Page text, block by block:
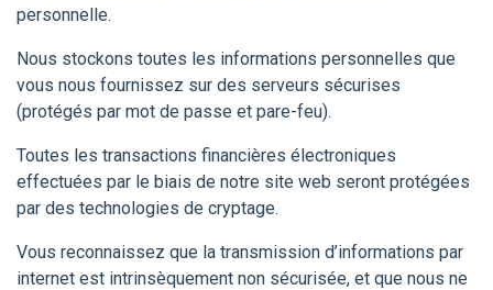
personnelle.
Nous stockons toutes les informations personnelles que
vous nous fournissez sur des serveurs sécurises
(protégés par mot de passe et pare-feu).
Toutes les transactions financières électroniques
effectuées par le biais de notre site web seront protégées
par des technologies de cryptage.
Vous reconnaissez que la transmission d’informations par
internet est intrinsèquement non sécurisée, et que nous ne